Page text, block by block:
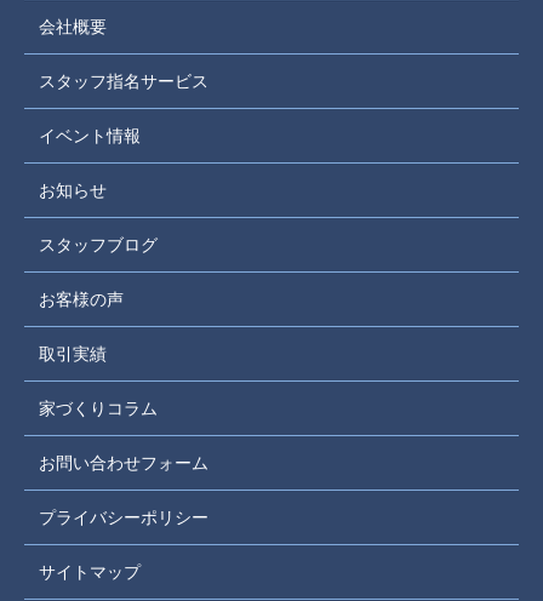
会社概要
スタッフ指名サービス
イベント情報
お知らせ
スタッフブログ
お客様の声
取引実績
家づくりコラム
お問い合わせフォーム
プライバシーポリシー
サイトマップ